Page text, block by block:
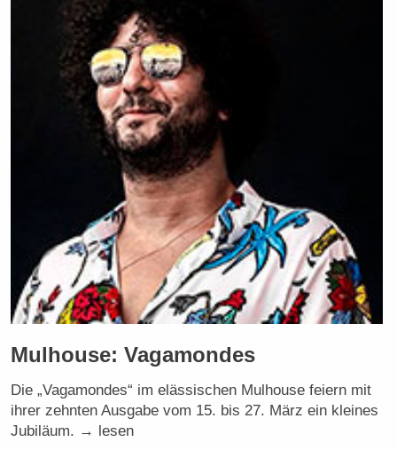
Mulhouse: Vagamondes
Die „Vagamondes“ im elässischen Mulhouse feiern mit
ihrer zehnten Ausgabe vom 15. bis 27. März ein kleines
Jubiläum. → lesen